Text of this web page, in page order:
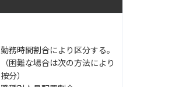
勤務時間割合により区分する。
（困難な場合は次の方法により
按分）